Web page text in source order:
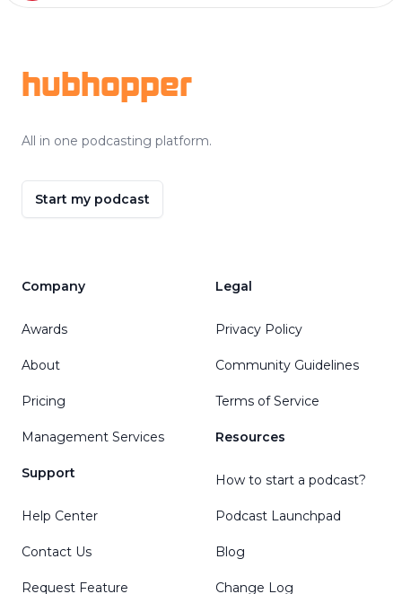
hubhopper
All in one podcasting platform.
Start my podcast
Company
Awards
About
Pricing
Management Services
Support
Help Center
Contact Us
Request Feature
Legal
Privacy Policy
Community Guidelines
Terms of Service
Resources
How to start a podcast?
Podcast Launchpad
Blog
Change Log